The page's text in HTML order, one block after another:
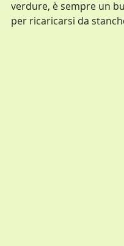
verdure, è sempre un
per ricaricarsi da